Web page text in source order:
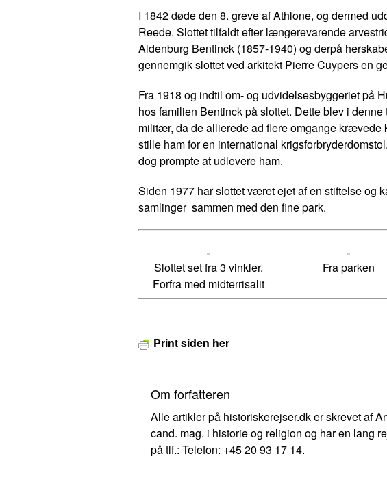
I 1842 døde den 8. greve af Athlone, og dermed
Reede. Slottet tilfaldt efter længerevarende
Aldenburg Bentinck (1857-1940) og derpå
gennemgik slottet ved arkitekt Pierre Cuypers en
Fra 1918 og indtil om- og udvidelsesbyggeriet på
hos familien Bentinck på slottet. Dette blev i
militær, da de allierede ad flere omgange krævede
stille ham for en international
dog prompte at udlevere ham.
Siden 1977 har slottet været ejet af en stiftelse og
samlinger sammen med den fine park.
Slottet set fra 3 vinkler.
Forfra med midterrisalit
Fra parken
Print siden her
Om forfatteren
Alle artikler på historiskerejser.dk er skrevet af
cand. mag. i historie og religion og har en lang
på tlf.: Telefon: +45 20 93 17 14.